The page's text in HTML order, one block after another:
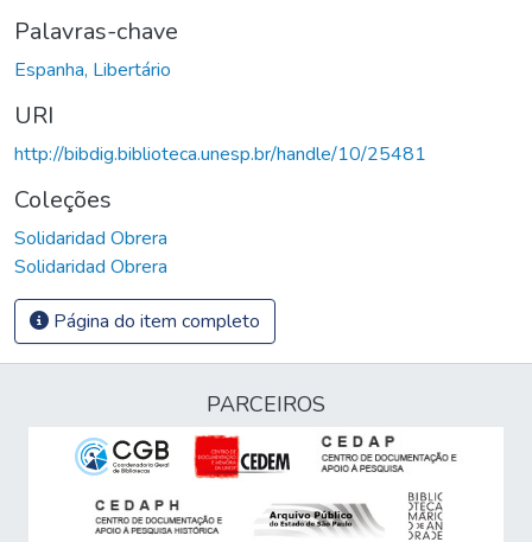
Palavras-chave
Espanha, Libertário
URI
http://bibdig.biblioteca.unesp.br/handle/10/25481
Coleções
Solidaridad Obrera
Solidaridad Obrera
Página do item completo
PARCEIROS